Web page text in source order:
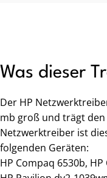
Was dieser
Der HP
mb groß und trägt den
Netzwerktreiber ist
folgenden Geräten:
HP Compaq 6530b,